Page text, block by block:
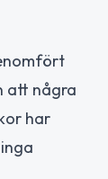
att några
har